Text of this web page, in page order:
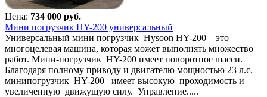
Цена: 734 000 руб.
Мини погрузчик HY-200 универсальный
Универсальный мини погрузчик Hysoon HY-200 это
многоцелевая машина, которая может выполнять множество
работ. Мини-погрузчик HY-200 имеет поворотное шасси.
Благодаря полному приводу и двигателю мощностью 23 л.с.
минипогрузчик HY-200 имеет высокую проходимость и
увеличенную движущую силу. Управление.....